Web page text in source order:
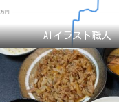
AIイラスト職人